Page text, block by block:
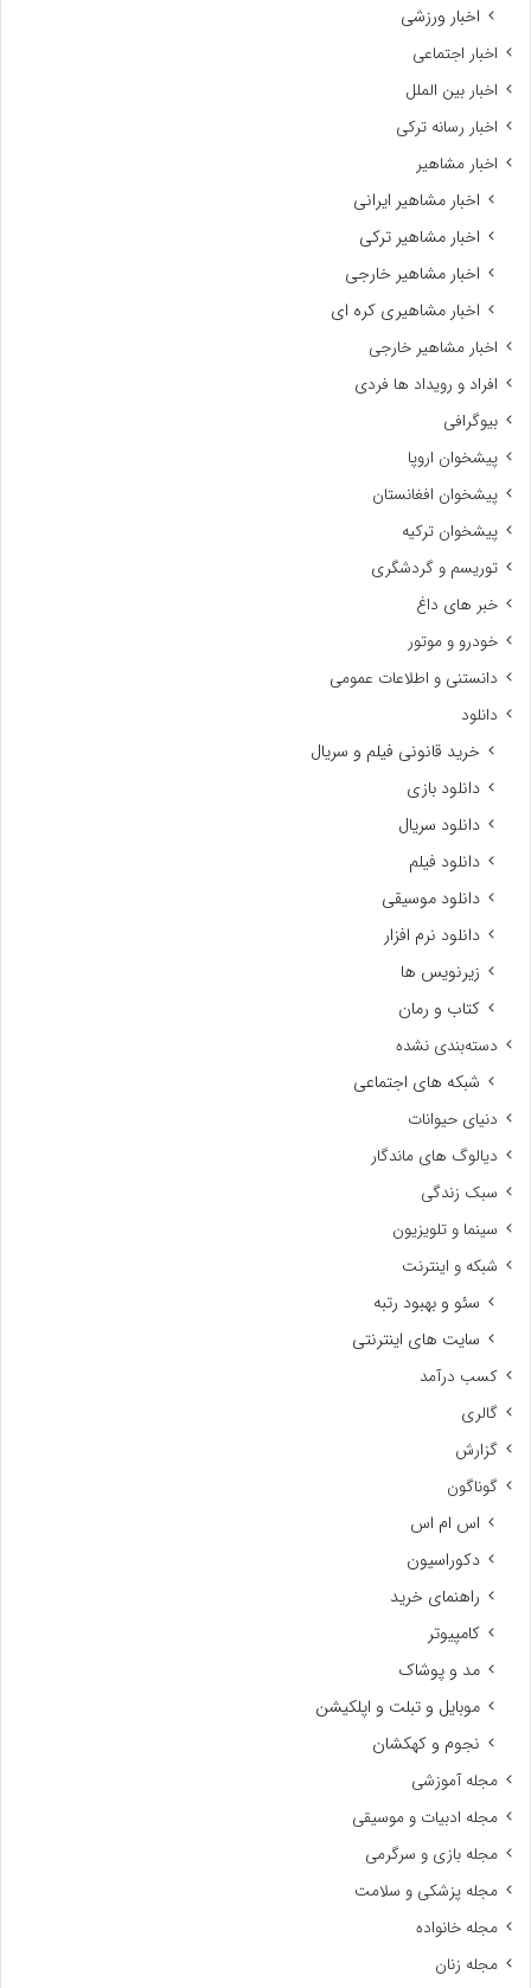
اخبار ورزشی
اخبار اجتماعی
اخبار بین الملل
اخبار رسانه ترکی
اخبار مشاهیر
اخبار مشاهیر ایرانی
اخبار مشاهیر ترکی
اخبار مشاهیر خارجی
اخبار مشاهیری کره ای
اخبار مشاهیر خارجی
افراد و رویداد ها فردی
بیوگرافی
پیشخوان اروپا
پیشخوان افغانستان
پیشخوان ترکیه
توریسم و گردشگری
خبر های داغ
خودرو و موتور
دانستنی و اطلاعات عمومی
دانلود
خرید قانونی فیلم و سریال
دانلود بازی
دانلود سریال
دانلود فیلم
دانلود موسیقی
دانلود نرم افزار
زیرنویس ها
کتاب و رمان
دسته‌بندی نشده
شبکه های اجتماعی
دنیای حیوانات
دیالوگ های ماندگار
سبک زندگی
سینما و تلویزیون
شبکه و اینترنت
سئو و بهبود رتبه
سایت های اینترنتی
کسب درآمد
گالری
گزارش
گوناگون
اس ام اس
دکوراسیون
راهنمای خرید
کامپیوتر
مد و پوشاک
موبایل و تبلت و اپلکیشن
نجوم و کهکشان
مجله آموزشی
مجله ادبیات و موسیقی
مجله بازی و سرگرمی
مجله پزشکی و سلامت
مجله خانواده
مجله زنان